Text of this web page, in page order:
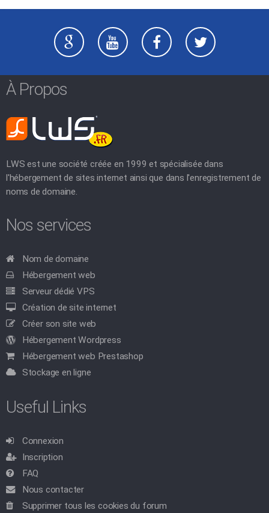
À Propos
LWS est une société créée en 1999 et spécialisée dans
l'hébergement de sites internet ainsi que dans l'enregistrement de
noms de domaine.
Nos services
Nom de domaine
Hébergement web
Serveur dédié VPS
Création de site internet
Créer son site web
Hébergement Wordpress
Hébergement web Prestashop
Stockage en ligne
Useful Links
Connexion
Inscription
FAQ
Nous contacter
Supprimer tous les cookies du forum